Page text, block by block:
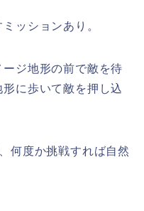
ッションあり。
ジ地形の前で敵を待
に歩いて敵を押し込
何度か挑戦すれば自然